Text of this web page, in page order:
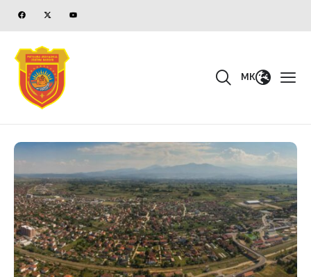
MK